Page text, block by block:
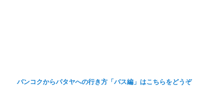
バンコクからパタヤへの行き方「バス編」はこちらをどうぞ